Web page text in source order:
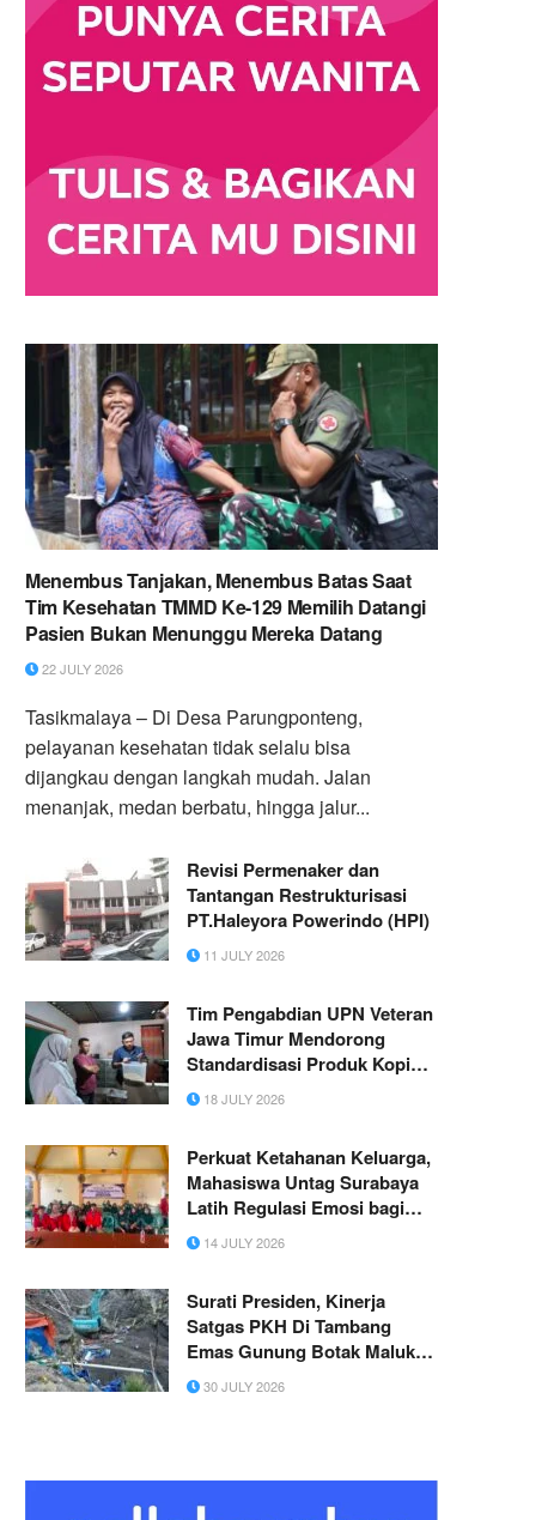
Menembus Tanjakan, Menembus Batas Saat
Tim Kesehatan TMMD Ke-129 Memilih Datangi
Pasien Bukan Menunggu Mereka Datang
22 JULY 2026
Tasikmalaya – Di Desa Parungponteng,
pelayanan kesehatan tidak selalu bisa
dijangkau dengan langkah mudah. Jalan
menanjak, medan berbatu, hingga jalur...
Revisi Permenaker dan
Tantangan Restrukturisasi
PT.Haleyora Powerindo (HPI)
11 JULY 2026
Tim Pengabdian UPN Veteran
Jawa Timur Mendorong
Standardisasi Produk Kopi
Trenggalek melalui Pendataan
Baseline Petani
18 JULY 2026
Perkuat Ketahanan Keluarga,
Mahasiswa Untag Surabaya
Latih Regulasi Emosi bagi
Kader PKK di Sidayu
14 JULY 2026
Surati Presiden, Kinerja
Satgas PKH Di Tambang
Emas Gunung Botak Maluku
Dipertanyakan
30 JULY 2026